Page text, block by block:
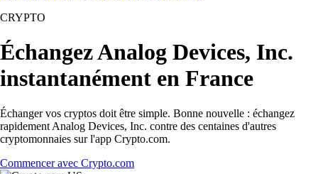
CRYPTO
Échangez Analog Devices, Inc.
instantanément en France
Échanger vos cryptos doit être simple. Bonne nouvelle : échangez
rapidement Analog Devices, Inc. contre des centaines d'autres
cryptomonnaies sur l'app Crypto.com.
Commencer avec Crypto.com